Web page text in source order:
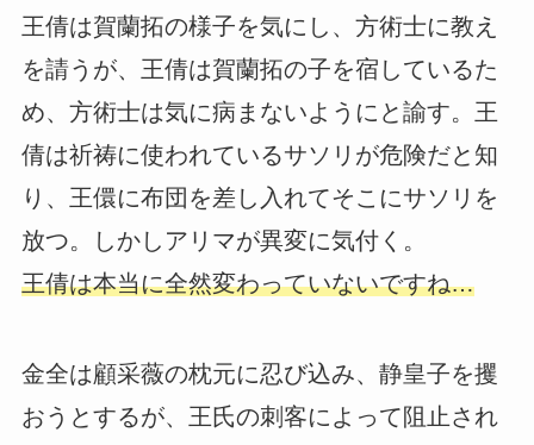
王倩は賀蘭拓の様子を気にし、方術士に教え
を請うが、王倩は賀蘭拓の子を宿しているた
め、方術士は気に病まないようにと諭す。王
倩は祈祷に使われているサソリが危険だと知
り、王儇に布団を差し入れてそこにサソリを
放つ。しかしアリマが異変に気付く。
王倩は本当に全然変わっていないですね…
金全は顧采薇の枕元に忍び込み、静皇子を攫
おうとするが、王氏の刺客によって阻止され